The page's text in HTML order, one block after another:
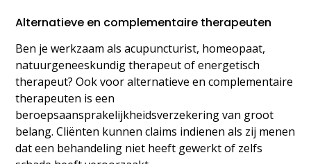
Alternatieve en complementaire therapeuten
Ben je werkzaam als acupuncturist, homeopaat,
natuurgeneeskundig therapeut of energetisch
therapeut? Ook voor alternatieve en complementaire
therapeuten is een
beroepsaansprakelijkheidsverzekering van groot
belang. Cliënten kunnen claims indienen als zij menen
dat een behandeling niet heeft gewerkt of zelfs